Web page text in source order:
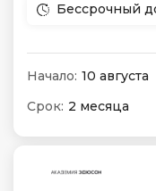
Бессрочный
Начало: 10 августа
Срок: 2 месяца